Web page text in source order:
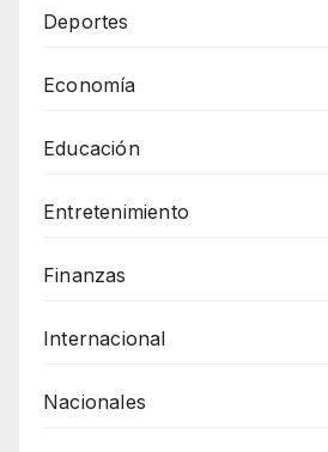
Deportes
Economía
Educación
Entretenimiento
Finanzas
Internacional
Nacionales